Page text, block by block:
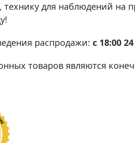
технику для наблюдений на
распродажи: с 18:00
товаров являются